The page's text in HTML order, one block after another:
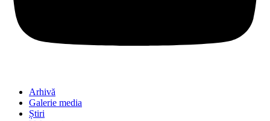
Arhivă
Galerie media
Știri